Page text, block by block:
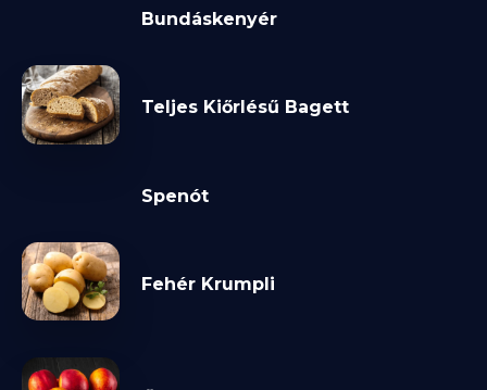
Bundáskenyér
Teljes Kiőrlésű Bagett
Spenót
Fehér Krumpli